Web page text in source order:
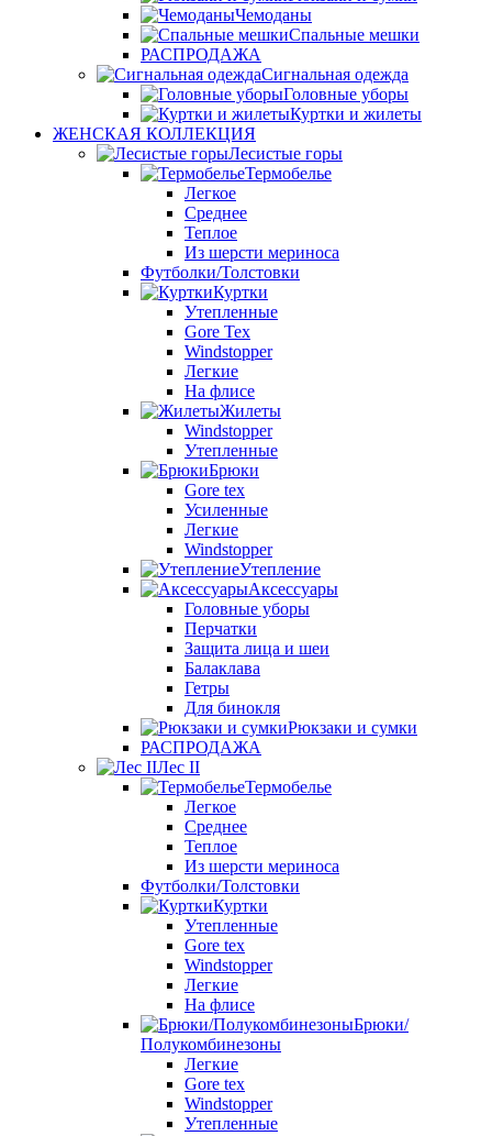
Чемоданы
Спальные мешки
РАСПРОДАЖА
Сигнальная одежда
Головные уборы
Куртки и жилеты
ЖЕНСКАЯ КОЛЛЕКЦИЯ
Лесистые горы
Термобелье
Легкое
Среднее
Теплое
Из шерсти мериноса
Футболки/Толстовки
Куртки
Утепленные
Gore Tex
Windstopper
Легкие
На флисе
Жилеты
Windstopper
Утепленные
Брюки
Gore tex
Усиленные
Легкие
Windstopper
Утепление
Аксессуары
Головные уборы
Перчатки
Защита лица и шеи
Балаклава
Гетры
Для бинокля
Рюкзаки и сумки
РАСПРОДАЖА
Лес II
Термобелье
Легкое
Среднее
Теплое
Из шерсти мериноса
Футболки/Толстовки
Куртки
Утепленные
Gore tex
Windstopper
Легкие
На флисе
Брюки/
Полукомбинезоны
Легкие
Gore tex
Windstopper
Утепленные